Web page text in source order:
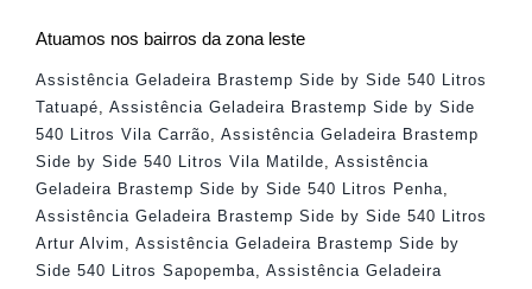
Atuamos nos bairros da zona leste
Assistência Geladeira Brastemp Side by Side 540 Litros
Tatuapé, Assistência Geladeira Brastemp Side by Side
540 Litros Vila Carrão, Assistência Geladeira Brastemp
Side by Side 540 Litros Vila Matilde, Assistência
Geladeira Brastemp Side by Side 540 Litros Penha,
Assistência Geladeira Brastemp Side by Side 540 Litros
Artur Alvim , Assistência Geladeira Brastemp Side by
Side 540 Litros Sapopemba, Assistência Geladeira